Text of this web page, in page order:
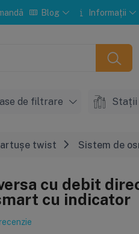
Blog Informații
de filtrare Stații
twist Sistem de
cu debit
cu indicator